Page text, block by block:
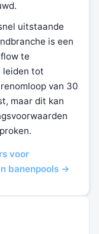
uitstaande
is een
te
leiden tot
van 30
maar dit kan
voor
banenpools →